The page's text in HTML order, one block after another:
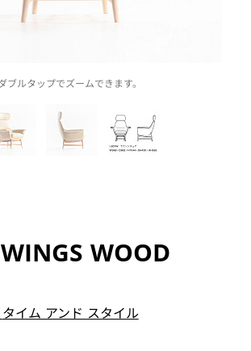
ブルタップでズームできます。
WOOD
タイム アンド スタイル